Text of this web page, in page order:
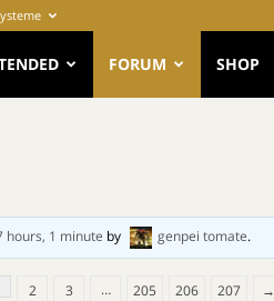
FORUM SHOP
hours, 1 minute by genpei tomate.
2 3 … 205 206 207 →